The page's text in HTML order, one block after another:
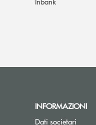
INFORMAZIONI
Dati societari